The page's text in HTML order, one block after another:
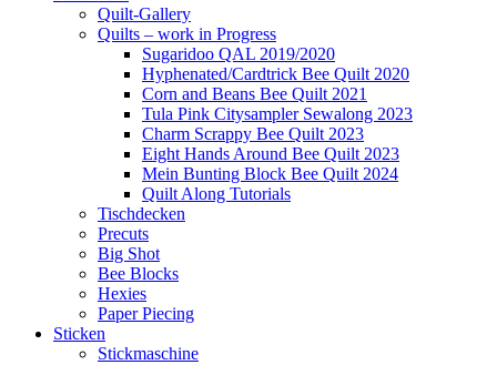
Quilt-Gallery
Quilts – work in Progress
Sugaridoo QAL 2019/2020
Hyphenated/Cardtrick Bee Quilt 2020
Corn and Beans Bee Quilt 2021
Tula Pink Citysampler Sewalong 2023
Charm Scrappy Bee Quilt 2023
Eight Hands Around Bee Quilt 2023
Mein Bunting Block Bee Quilt 2024
Quilt Along Tutorials
Tischdecken
Precuts
Big Shot
Bee Blocks
Hexies
Paper Piecing
Sticken
Stickmaschine